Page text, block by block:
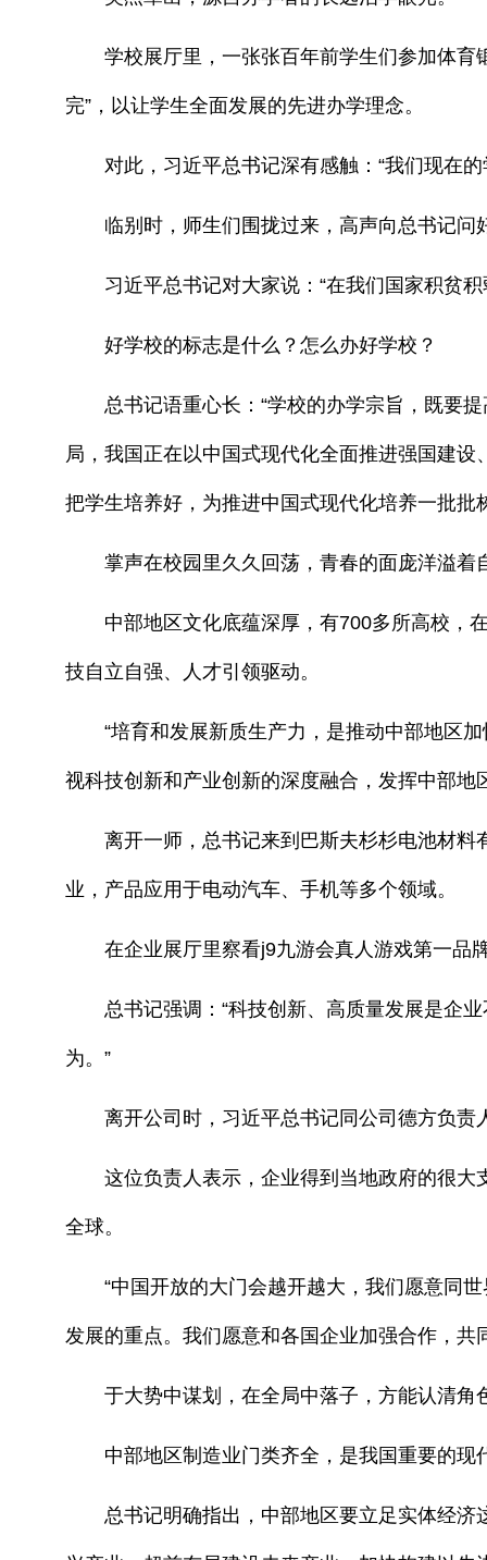
学校展厅里，一张张百年前学生们参加体育锻
完”，以让学生全面发展的先进办学理念。
对此，习近平总书记深有感触：“我们现在的
临别时，师生们围拢过来，高声向总书记问
习近平总书记对大家说：“在我们国家积贫积
好学校的标志是什么？怎么办好学校？
总书记语重心长：“学校的办学宗旨，既要提
局，我国正在以中国式现代化全面推进强国建
把学生培养好，为推进中国式现代化培养一批批
掌声在校园里久久回荡，青春的面庞洋溢着
中部地区文化底蕴深厚，有700多所高校，在
技自立自强、人才引领驱动。
“培育和发展新质生产力，是推动中部地区加
视科技创新和产业创新的深度融合，发挥中部
离开一师，总书记来到巴斯夫杉杉电池材料
业，产品应用于电动汽车、手机等多个领域。
在企业展厅里察看j9九游会真人游戏第一品牌
总书记强调：“科技创新、高质量发展是企业
为。”
离开公司时，习近平总书记同公司德方负责
这位负责人表示，企业得到当地政府的很大
全球。
“中国开放的大门会越开越大，我们愿意同世
发展的重点。我们愿意和各国企业加强合作，
于大势中谋划，在全局中落子，方能认清角
中部地区制造业门类齐全，是我国重要的现
总书记明确指出，中部地区要立足实体经济